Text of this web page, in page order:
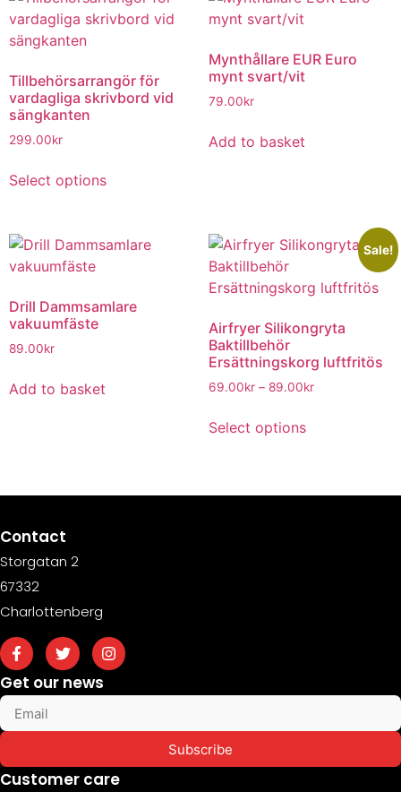
Tillbehörsarrangör för
vardagliga skrivbord vid
sängkanten
299.00kr
Select options
Mynthållare EUR Euro
mynt svart/vit
79.00kr
Add to basket
Drill Dammsamlare
vakuumfäste
89.00kr
Add to basket
Sale!
Airfryer Silikongryta
Baktillbehör
Ersättningskorg luftfritös
69.00kr – 89.00kr
Select options
Contact
Storgatan 2
67332
Charlottenberg
Get our news
Subscribe
Customer care